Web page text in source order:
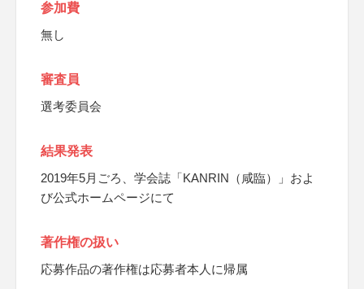
参加費
無し
審査員
選考委員会
結果発表
2019年5月ごろ、学会誌「KANRIN（咸臨）」およ
び公式ホームページにて
著作権の扱い
応募作品の著作権は応募者本人に帰属